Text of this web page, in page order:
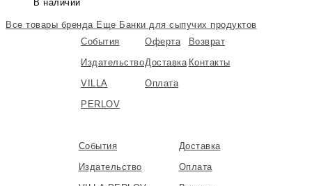
В наличии
Все товары бренда Еще Банки для сыпучих продуктов
События
Издательство
VILLA
PERLOV
Оферта
Доставка
Оплата
Возврат
Контакты
События
Издательство
Доставка
Оплата